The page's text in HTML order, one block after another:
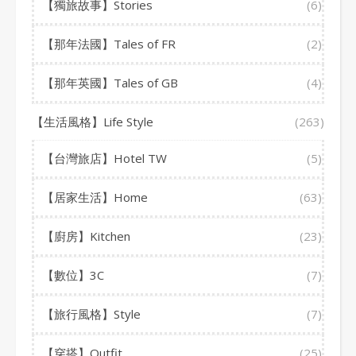
【獨旅故事】Stories (6)
【那年法國】Tales of FR (2)
【那年英國】Tales of GB (4)
【生活風格】Life Style (263)
【台灣旅店】Hotel TW (5)
【居家生活】Home (63)
【廚房】Kitchen (23)
【數位】3C (7)
【旅行風格】Style (7)